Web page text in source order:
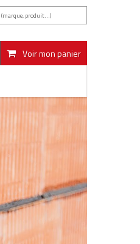
(marque, produit...)
Voir mon panier